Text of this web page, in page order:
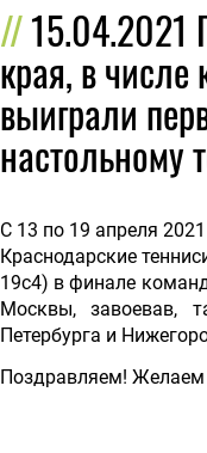
15.04.2021
края, в числе
выиграли
настольному
С 13 по 19 апреля
Краснодарские
19с4) в финале
Москвы, завоевав,
Петербурга и
Поздравляем! Желаем